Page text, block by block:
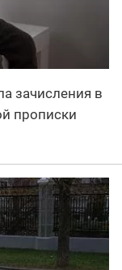
зачисления в
прописки